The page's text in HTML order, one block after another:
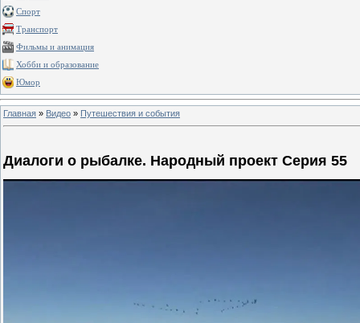
Спорт
Транспорт
Фильмы и анимация
Хобби и образование
Юмор
Главная » Видео » Путешествия и события
Диалоги о рыбалке. Народный проект Серия 55